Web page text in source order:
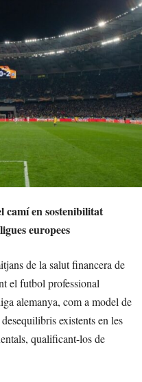
en sostenibilitat
europees
de la salut financera de
el futbol professional
alemanya, com a model de
existents en les
qualificant-los de